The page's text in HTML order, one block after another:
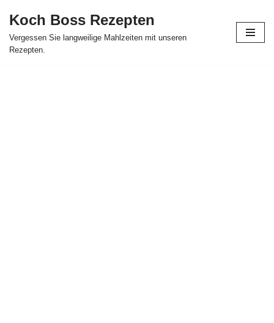
Skip
to
Koch Boss Rezepten
Vergessen Sie langweilige Mahlzeiten mit unseren
Rezepten.